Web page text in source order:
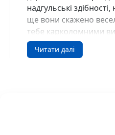
надгульські
ще вони скажено
тебе карколомними
триматимуть у
беруться до
Читати далі